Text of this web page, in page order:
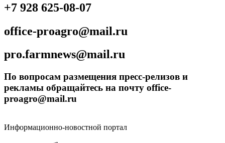
+7 928 625-08-07
office-proagro@mail.ru
pro.farmnews@mail.ru
По вопросам размещения пресс-релизов и
рекламы обращайтесь на почту office-
proagro@mail.ru
Информационно-новостной портал